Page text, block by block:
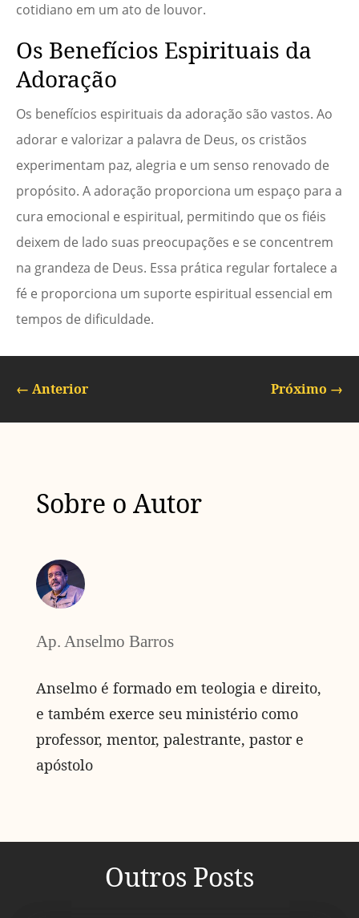
cotidiano em um ato de louvor.
Os Benefícios Espirituais da
Adoração
Os benefícios espirituais da adoração são vastos. Ao
adorar e valorizar a palavra de Deus, os cristãos
experimentam paz, alegria e um senso renovado de
propósito. A adoração proporciona um espaço para a
cura emocional e espiritual, permitindo que os fiéis
deixem de lado suas preocupações e se concentrem
na grandeza de Deus. Essa prática regular fortalece a
fé e proporciona um suporte espiritual essencial em
tempos de dificuldade.
← Anterior Próximo →
Sobre o Autor
Ap. Anselmo Barros
Anselmo é formado em teologia e direito,
e também exerce seu ministério como
professor, mentor, palestrante, pastor e
apóstolo
Outros Posts